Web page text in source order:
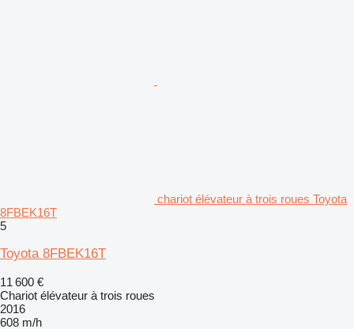
chariot élévateur à trois roues Toyota
8FBEK16T
5
Toyota 8FBEK16T
11 600 €
Chariot élévateur à trois roues
2016
608 m/h